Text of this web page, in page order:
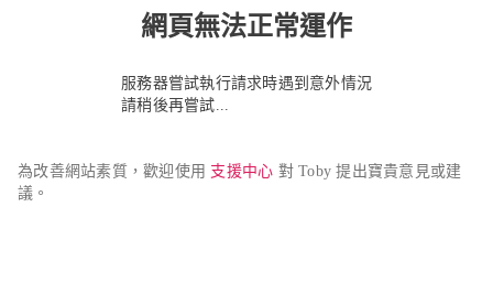
網頁無法正常運作
服務器嘗試執行請求時遇到意外情況
請稍後再嘗試...
為改善網站素質，歡迎使用 支援中心 對 Toby 提出寶貴意見或建
議。